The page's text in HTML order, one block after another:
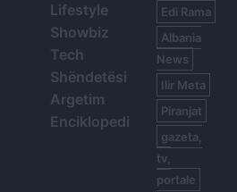
Lifestyle
Showbiz
Tech
Shëndetësi
Argetim
Enciklopedi
Edi Rama
Albania
News
Ilir Meta
Piranjat
gazeta,
tv,
portale